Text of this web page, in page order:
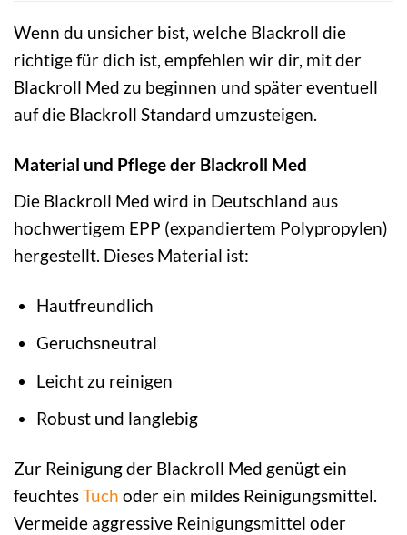
Wenn du unsicher bist, welche Blackroll die
richtige für dich ist, empfehlen wir dir, mit der
Blackroll Med zu beginnen und später eventuell
auf die Blackroll Standard umzusteigen.
Material und Pflege der Blackroll Med
Die Blackroll Med wird in Deutschland aus
hochwertigem EPP (expandiertem Polypropylen)
hergestellt. Dieses Material ist:
Hautfreundlich
Geruchsneutral
Leicht zu reinigen
Robust und langlebig
Zur Reinigung der Blackroll Med genügt ein
feuchtesTuch oder ein mildes Reinigungsmittel.
Vermeide aggressive Reinigungsmittel oder